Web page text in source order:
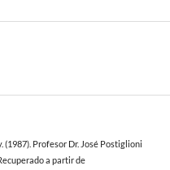
Profesor Dr. José Postiglioni
a partir de